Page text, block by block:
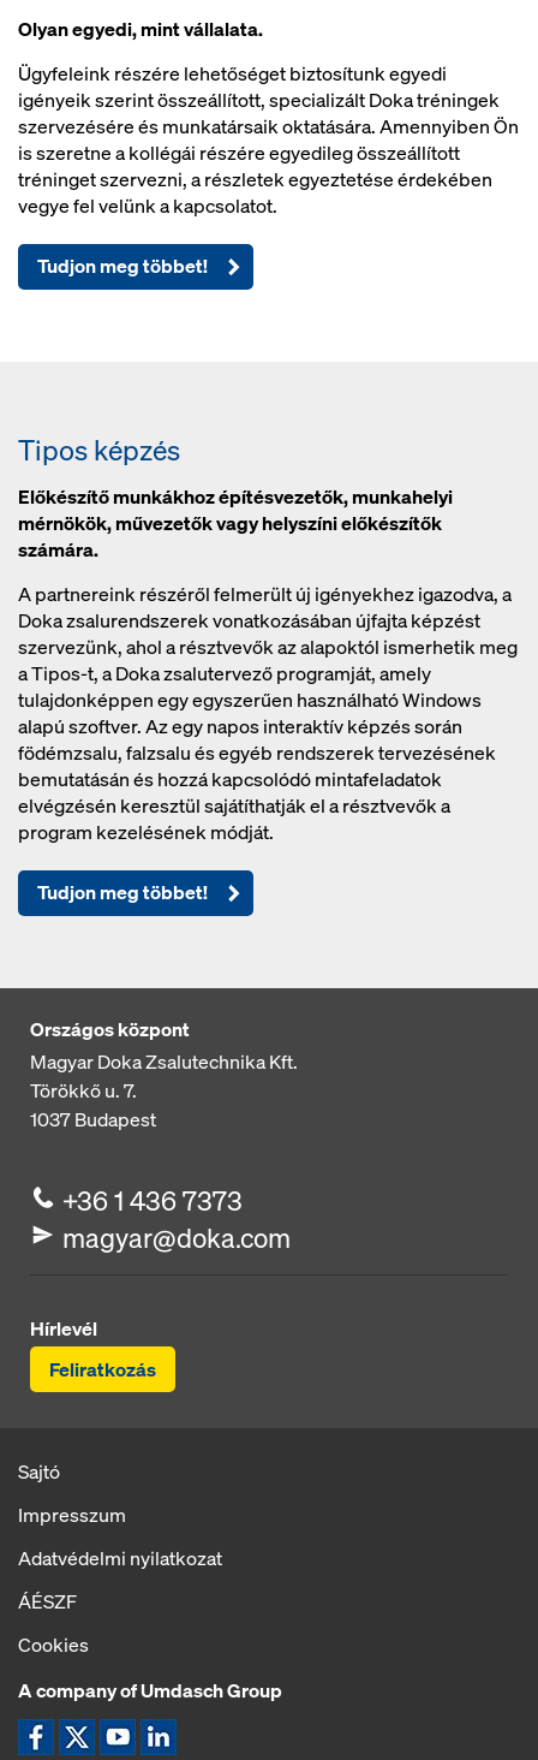
Olyan egyedi, mint vállalata.
Ügyfeleink részére lehetőséget biztosítunk egyedi
igényeik szerint összeállított, specializált Doka tréningek
szervezésére és munkatársaik oktatására. Amennyiben Ön
is szeretne a kollégái részére egyedileg összeállított
tréninget szervezni, a részletek egyeztetése érdekében
vegye fel velünk a kapcsolatot.
Tudjon meg többet!
Tipos képzés
Előkészítő munkákhoz építésvezetők, munkahelyi
mérnökök, művezetők vagy helyszíni előkészítők
számára.
A partnereink részéről felmerült új igényekhez igazodva, a
Doka zsalurendszerek vonatkozásában újfajta képzést
szervezünk, ahol a résztvevők az alapoktól ismerhetik meg
a Tipos-t, a Doka zsalutervező programját, amely
tulajdonképpen egy egyszerűen használható Windows
alapú szoftver. Az egy napos interaktív képzés során
födémzsalu, falzsalu és egyéb rendszerek tervezésének
bemutatásán és hozzá kapcsolódó mintafeladatok
elvégzésén keresztül sajátíthatják el a résztvevők a
program kezelésének módját.
Tudjon meg többet!
Országos központ
Magyar Doka Zsalutechnika Kft.
Törökkő u. 7.
1037Budapest
+36 1 436 7373
magyar@doka.com
Hírlevél
Feliratkozás
Sajtó
Impresszum
Adatvédelmi nyilatkozat
ÁÉSZF
Cookies
A company of Umdasch Group
Ikon Facebook
Ikon XIkon YouTube
Ikon LinkedIn